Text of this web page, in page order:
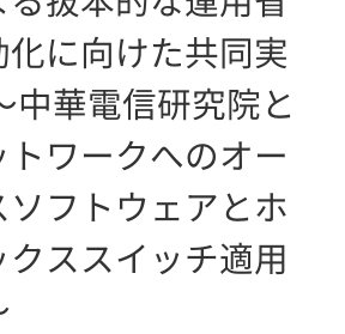
に向けた共同実
中華電信研究院と
ワークへのオー
フトウェアとホ
ススイッチ適用